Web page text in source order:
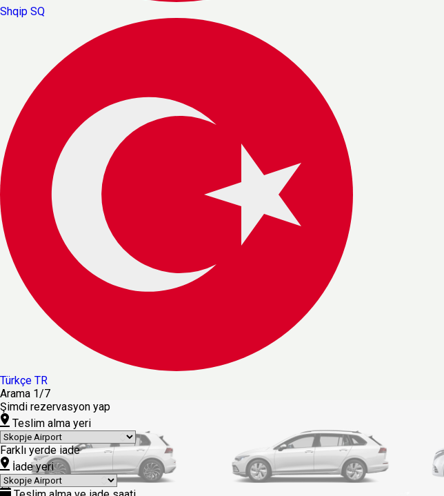
Shqip SQ
Türkçe TR
Arama 1/7
Şimdi rezervasyon yap
Teslim alma yeri
Farklı yerde iade
İade yeri